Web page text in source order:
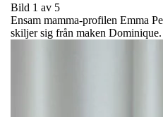
Bild 1 av 5
Ensam mamma-profilen Emma
skiljer sig från maken Dominique.